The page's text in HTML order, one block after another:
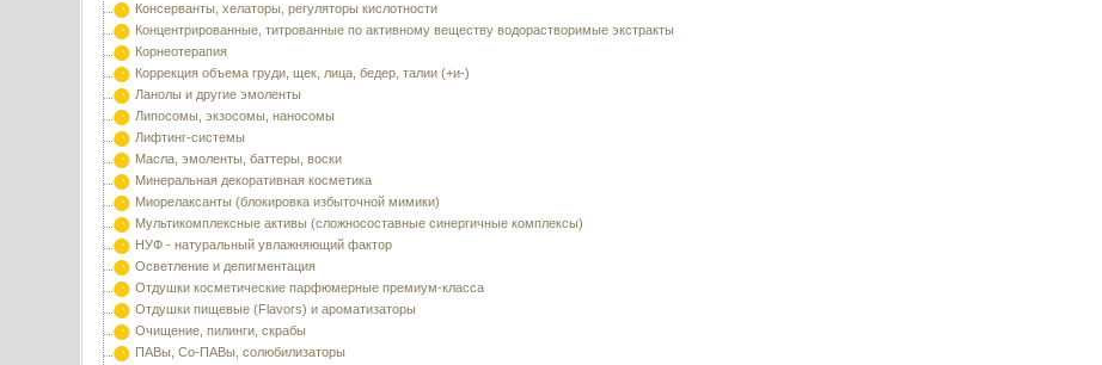
Консерванты, хелаторы, регуляторы кислотности
Концентрированные, титрованные по активному веществу водорастворимые экстракты
Корнеотерапия
Коррекция объема груди, щек, лица, бедер, талии (+и-)
Ланолы и другие эмоленты
Липосомы, экзосомы, наносомы
Лифтинг-системы
Масла, эмоленты, баттеры, воски
Минеральная декоративная косметика
Миорелаксанты (блокировка избыточной мимики)
Мультикомплексные активы (сложносоставные синергичные комплексы)
НУФ - натуральный увлажняющий фактор
Осветление и депигментация
Отдушки косметические парфюмерные премиум-класса
Отдушки пищевые (Flavors) и ароматизаторы
Очищение, пилинги, скрабы
ПАВы, Со-ПАВы, солюбилизаторы